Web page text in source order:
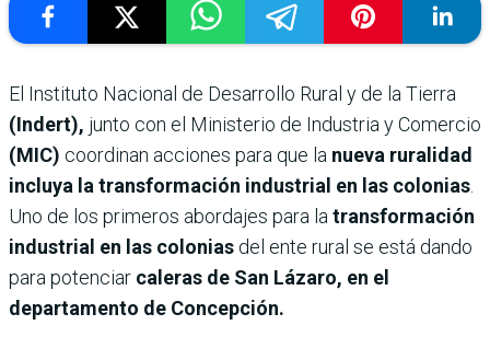
El Instituto Nacional de Desarrollo Rural y de la Tierra
(Indert), junto con el Ministerio de Industria y Comercio
(MIC) coordinan acciones para que la nueva ruralidad
incluya la transformación industrial en las colonias
Uno de los primeros abordajes para la transformación
industrial en las colonias del ente rural se está dando
para potenciar caleras de San Lázaro, en el
departamento de Concepción.